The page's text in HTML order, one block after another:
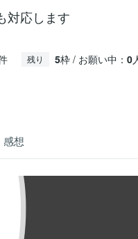
対応します
残り 5枠 / お願い中： 0
感想